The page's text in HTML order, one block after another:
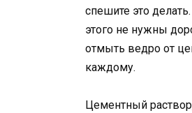
спешите это
этого не нужны
отмыть ведро от
каждому.
Цементный